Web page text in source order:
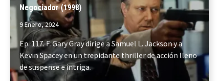
Negociador (1998)
9 Enero, 2024
Ep. 117. F. Gary Gray dirige a Samuel L. Jackson y a
Kevin Spacey en un trepidante thriller de acción lleno
de suspense e intriga.